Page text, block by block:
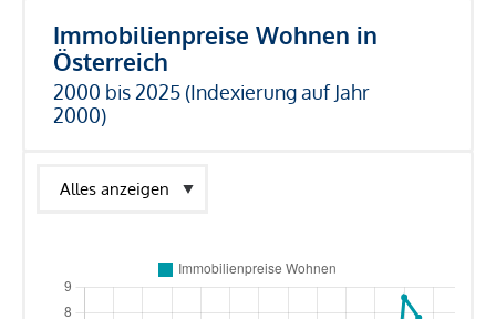
Immobilienpreise Wohnen in
Österreich
2000 bis 2025 (Indexierung auf Jahr
2000)